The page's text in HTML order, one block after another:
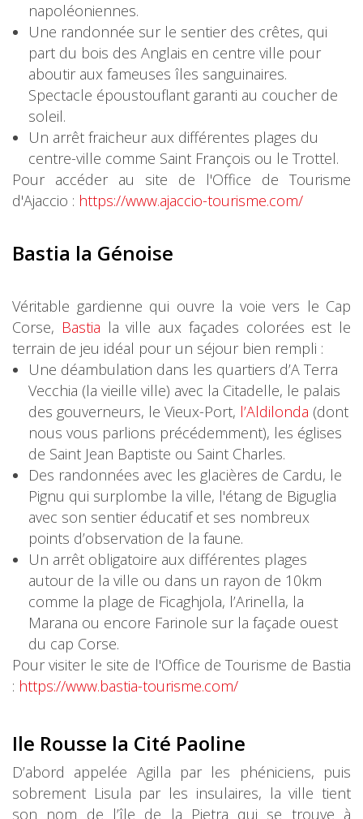
napoléoniennes.
Une randonnée sur le sentier des crêtes, qui
part du bois des Anglais en centre ville pour
aboutir aux fameuses îles sanguinaires.
Spectacle époustouflant garanti au coucher de
soleil.
Un arrêt fraicheur aux différentes plages du
centre-ville comme Saint François ou le Trottel.
Pour accéder au site de l'Office de Tourisme
d'Ajaccio : https://www.ajaccio-tourisme.com/
Bastia la Génoise
Véritable gardienne qui ouvre la voie vers le Cap
Corse, Bastia la ville aux façades colorées est le
terrain de jeu idéal pour un séjour bien rempli :
Une déambulation dans les quartiers d’A Terra
Vecchia (la vieille ville) avec la Citadelle, le palais
des gouverneurs, le Vieux-Port, l’Aldilonda (dont
nous vous parlions précédemment), les églises
de Saint Jean Baptiste ou Saint Charles.
Des randonnées avec les glacières de Cardu, le
Pignu qui surplombe la ville, l'étang de Biguglia
avec son sentier éducatif et ses nombreux
points d’observation de la faune.
Un arrêt obligatoire aux différentes plages
autour de la ville ou dans un rayon de 10km
comme la plage de Ficaghjola, l’Arinella, la
Marana ou encore Farinole sur la façade ouest
du cap Corse.
Pour visiter le site de l'Office de Tourisme de Bastia
: https://www.bastia-tourisme.com/
Ile Rousse la Cité Paoline
D’abord appelée Agilla par les phéniciens, puis
sobrement Lisula par les insulaires, la ville tient
son nom de l’île de la Pietra qui se trouve à